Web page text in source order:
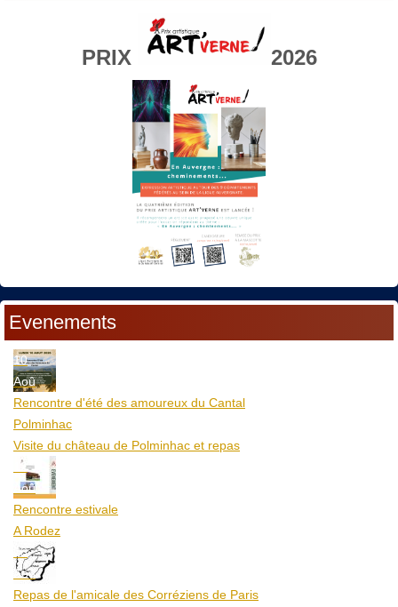
PRIX 2026
Evenements
10
Aoû
Rencontre d'été des amoureux du Cantal
Polminhac
Visite du château de Polminhac et repas
12
Aoû
Rencontre estivale
A Rodez
23
Aoû
Repas de l'amicale des Corréziens de Paris